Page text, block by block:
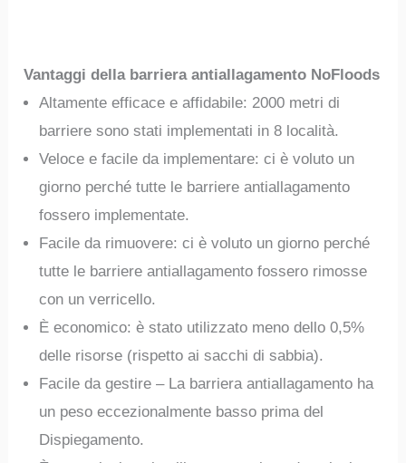
Vantaggi della barriera antiallagamento NoFloods
Altamente efficace e affidabile: 2000 metri di
barriere sono stati implementati in 8 località.
Veloce e facile da implementare: ci è voluto un
giorno perché tutte le barriere antiallagamento
fossero implementate.
Facile da rimuovere: ci è voluto un giorno perché
tutte le barriere antiallagamento fossero rimosse
con un verricello.
È economico: è stato utilizzato meno dello 0,5%
delle risorse (rispetto ai sacchi di sabbia).
Facile da gestire – La barriera antiallagamento ha
un peso eccezionalmente basso prima del
Dispiegamento.